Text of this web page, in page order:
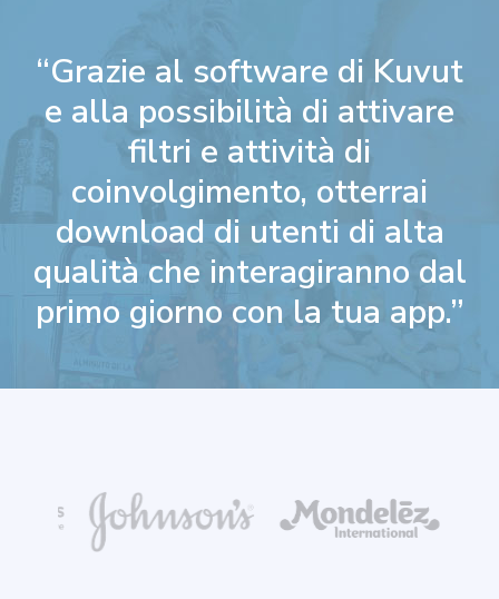
“Grazie al software di Kuvut
e alla possibilità di attivare
filtri e attività di
coinvolgimento, otterrai
download di utenti di alta
qualità che interagiranno dal
primo giorno con la tua app.”